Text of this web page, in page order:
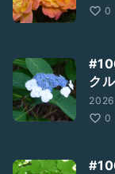
0
ク
0